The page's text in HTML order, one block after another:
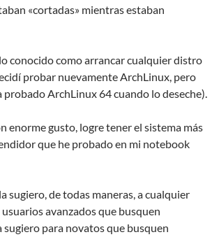
«cortadas» mientras estaban
conocido como arrancar cualquier distro
probar nuevamente ArchLinux, pero
probado ArchLinux 64 cuando lo deseche).
enorme gusto, logre tener el sistema más
que he probado en mi notebook
sugiero, de todas maneras, a cualquier
usuarios avanzados que busquen
para novatos que busquen